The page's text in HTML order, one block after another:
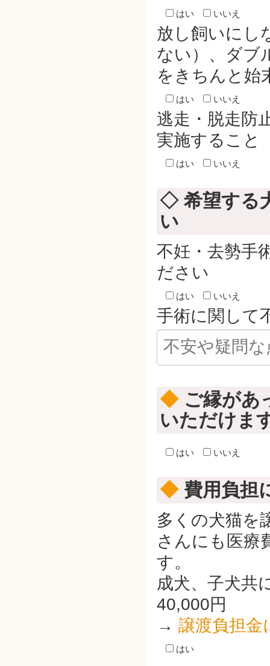
はい いいえ
放し飼いにし
ない）、ダブ
をきちんと始
はい いいえ
逃走・脱走防
実施すること
はい いいえ
◇ 希望する
い
不妊・去勢手
ださい
はい いいえ
手術に関して
◆ご縁があ
いただけま
はい いいえ
◆費用負担
多くの犬猫を
さんにも医療
す。
成犬、子犬共
40,000円
→ 譲渡負担金
はい